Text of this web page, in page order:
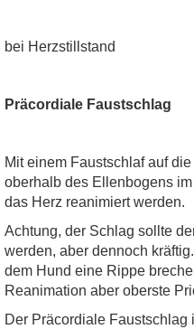
bei Herzstillstand
Präcordiale Faustschlag
Mit einem Faustschlaf auf
oberhalb des Ellenbogens
das Herz reanimiert werden.
Achtung, der Schlag sollte
werden, aber dennoch
dem Hund eine Rippe
Reanimation aber oberste
Der Präcordiale Faustschlag